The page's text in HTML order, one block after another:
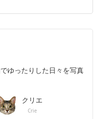
ゆったりした日々を写真
クリエ
Crie